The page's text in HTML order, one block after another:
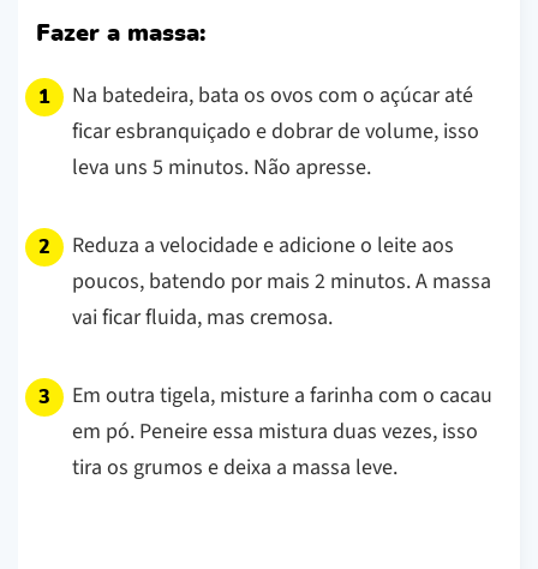
Fazer a massa:
Na batedeira, bata os ovos com o açúcar até
ficar esbranquiçado e dobrar de volume, isso
leva uns 5 minutos. Não apresse.
Reduza a velocidade e adicione o leite aos
poucos, batendo por mais 2 minutos. A massa
vai ficar fluida, mas cremosa.
Em outra tigela, misture a farinha com o cacau
em pó. Peneire essa mistura duas vezes, isso
tira os grumos e deixa a massa leve.